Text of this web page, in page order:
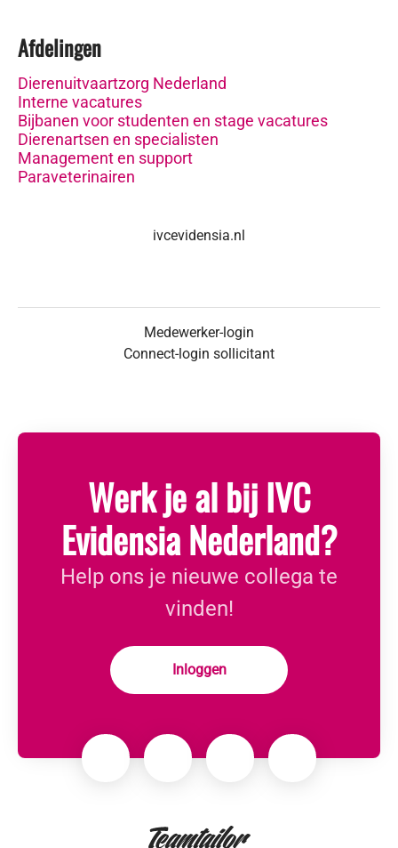
Afdelingen
Dierenuitvaartzorg Nederland
Interne vacatures
Bijbanen voor studenten en stage vacatures
Dierenartsen en specialisten
Management en support
Paraveterinairen
ivcevidensia.nl
Medewerker-login
Connect-login sollicitant
Werk je al bij IVC
Evidensia Nederland?
Help ons je nieuwe collega te
vinden!
Inloggen